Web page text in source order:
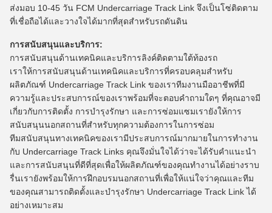
ส่งมอบ 10-45 วัน FCM Undercarriage Track Link จึงเป็นโซ่ติดตาม
ที่เชื่อถือได้และวางใจได้มากที่สุดสำหรับรถดันดิน
การสนับสนุนและบริการ:
การสนับสนุนด้านเทคนิคและบริการลิงค์ติดตามใต้ท้องรถ
เราให้การสนับสนุนด้านเทคนิคและบริการที่ครอบคลุมสำหรับ
ผลิตภัณฑ์ Undercarriage Track Link ของเราทีมงานมืออาชีพที่มี
ความรู้และประสบการณ์ของเราพร้อมที่จะตอบคำถามใดๆ ที่คุณอาจมี
เกี่ยวกับการติดตั้ง การบำรุงรักษา และการซ่อมแซมเรายังให้การ
สนับสนุนนอกสถานที่สำหรับทุกความต้องการในการซ่อม
ทีมสนับสนุนทางเทคนิคของเรามีประสบการณ์มากมายในการทำงาน
กับ Undercarriage Track Links คุณจึงมั่นใจได้ว่าจะได้รับคำแนะนำ
และการสนับสนุนที่ดีที่สุดเพื่อให้ผลิตภัณฑ์ของคุณทำงานได้อย่างราบ
รื่นเรายังพร้อมให้การฝึกอบรมนอกสถานที่เพื่อให้แน่ใจว่าคุณและทีม
ของคุณสามารถติดตั้งและบำรุงรักษา Undercarriage Track Link ได้
อย่างเหมาะสม